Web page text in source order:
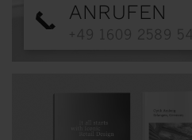
ANRUFEN
+49 1609 2589